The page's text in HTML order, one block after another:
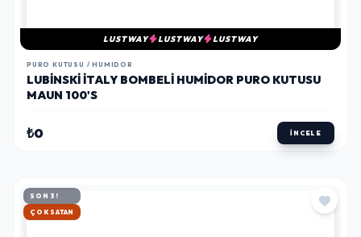
LUSTWAY LUSTWAY LUSTWAY
PURO KUTUSU / HUMIDOR
LUBINSKI İTALY BOMBELI HUMIDOR PURO KUTUSU
MAUN 100'S
₺0 İNCELE
SON 3!
HIZLI KARGO